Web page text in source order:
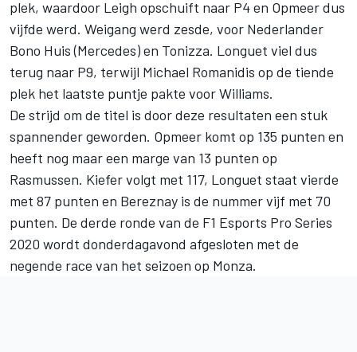
plek, waardoor Leigh opschuift naar P4 en Opmeer dus
vijfde werd. Weigang werd zesde, voor Nederlander
Bono Huis (Mercedes) en Tonizza. Longuet viel dus
terug naar P9, terwijl Michael Romanidis op de tiende
plek het laatste puntje pakte voor Williams.
De strijd om de titel is door deze resultaten een stuk
spannender geworden. Opmeer komt op 135 punten en
heeft nog maar een marge van 13 punten op
Rasmussen. Kiefer volgt met 117, Longuet staat vierde
met 87 punten en Bereznay is de nummer vijf met 70
punten. De derde ronde van de F1 Esports Pro Series
2020 wordt donderdagavond afgesloten met de
negende race van het seizoen op Monza.